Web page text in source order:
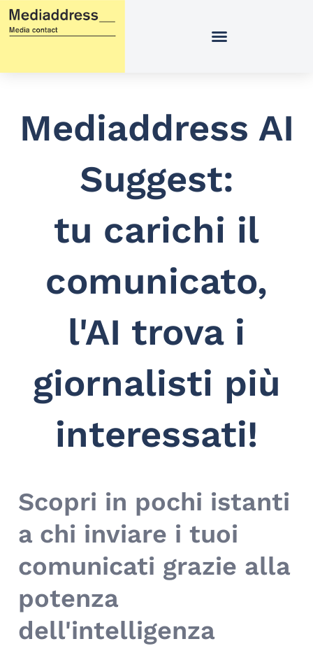
Vai
contenuto
Mediaddress AI
Suggest:
tu carichi il
comunicato,
l'AI trova i
giornalisti più
interessati!
Scopri in pochi istanti
a chi inviare i tuoi
comunicati grazie alla
potenza
dell'intelligenza